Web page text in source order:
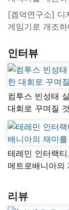
[겜덕연구소] 디
게임기로 개조하
인터뷰
컴투스 빈성태
대회로 꾸며질
테레민 인터랙
메트로배니아의
리뷰